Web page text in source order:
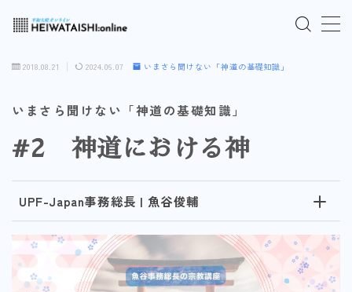
ご入会はこちら
ログインはこちら
「HEIWATAISHI:online」について
プライバシーポリシー
よくあるご質問
2018.08.21 2024.06.07 いまさら聞けない「神道の基礎知識」
いまさら聞けない「神道の基礎知識」
#2 神道における神
UPF-Japan事務総長 | 魚谷俊輔